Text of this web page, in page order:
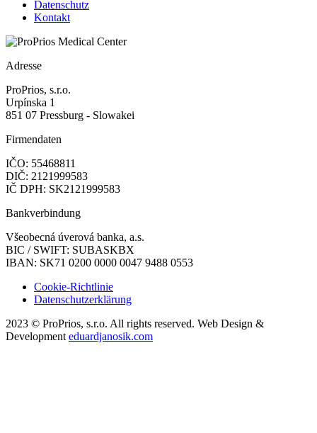
Datenschutz
Kontakt
Adresse
ProPrios, s.r.o.
Urpínska 1
851 07 Pressburg - Slowakei
Firmendaten
IČO: 55468811
DIČ: 2121999583
IČ DPH: SK2121999583
Bankverbindung
Všeobecná úverová banka, a.s.
BIC / SWIFT: SUBASKBX
IBAN: SK71 0200 0000 0047 9488 0553
Cookie-Richtlinie
Datenschutzerklärung
2023 © ProPrios, s.r.o. All rights reserved. Web Design &
Development eduardjanosik.com